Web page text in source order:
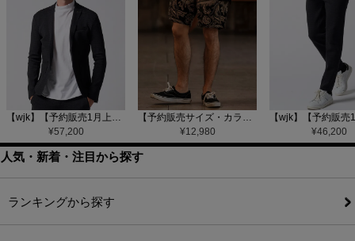
【wjk】【予約販売1月上旬～中旬入荷】function knit jacket(jacquard check) ニットジャケット(207 mw08j)
¥57,200
【予約販売サイズ・カラーにより納期異なる】【CAMBIO(カンビオ)】Gobelin Short Pants ショートパンツ(CAM25SS-002)
¥12,980 ¥46,200
人気・新着・注目から探す
ランキングから探す